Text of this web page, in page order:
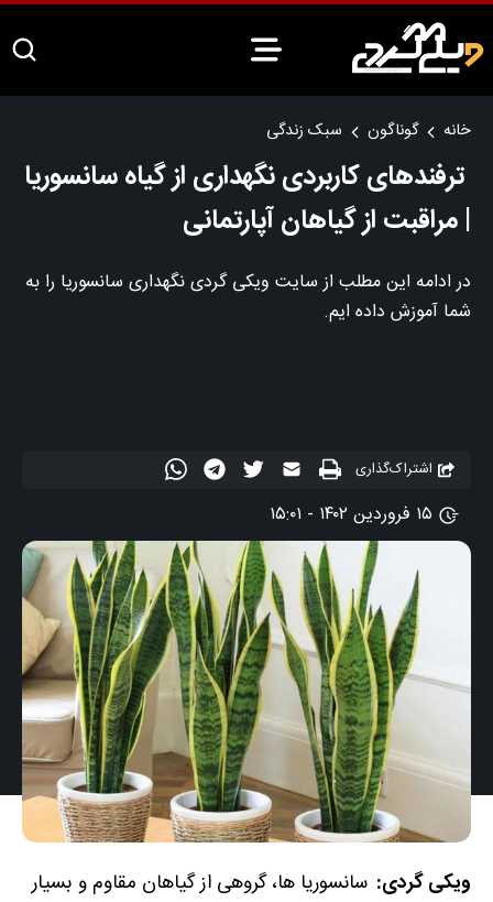
خانه گوناگون سبک زندگی
ترفندهای کاربردی نگهداری از گیاه سانسوریا
| مراقبت از گیاهان آپارتمانی
در ادامه این مطلب از سایت ویکی گردی نگهداری سانسوریا را به
شما آموزش داده ایم.
اشتراک‌گذاری
۱۵ فروردین ۱۴۰۲ - ۱۵:۰۱
ویکی گردی: سانسوریا ها، گروهی از گیاهان مقاوم و بسیار